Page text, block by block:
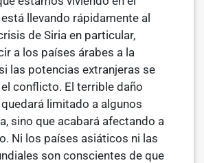
llevando rápidamente al
de Siria en particular,
a los países árabes a la
las potencias extranjeras se
conflicto. El terrible daño
limitado a algunos
sino que acabará afectando a
Ni los países asiáticos ni las
son conscientes de que